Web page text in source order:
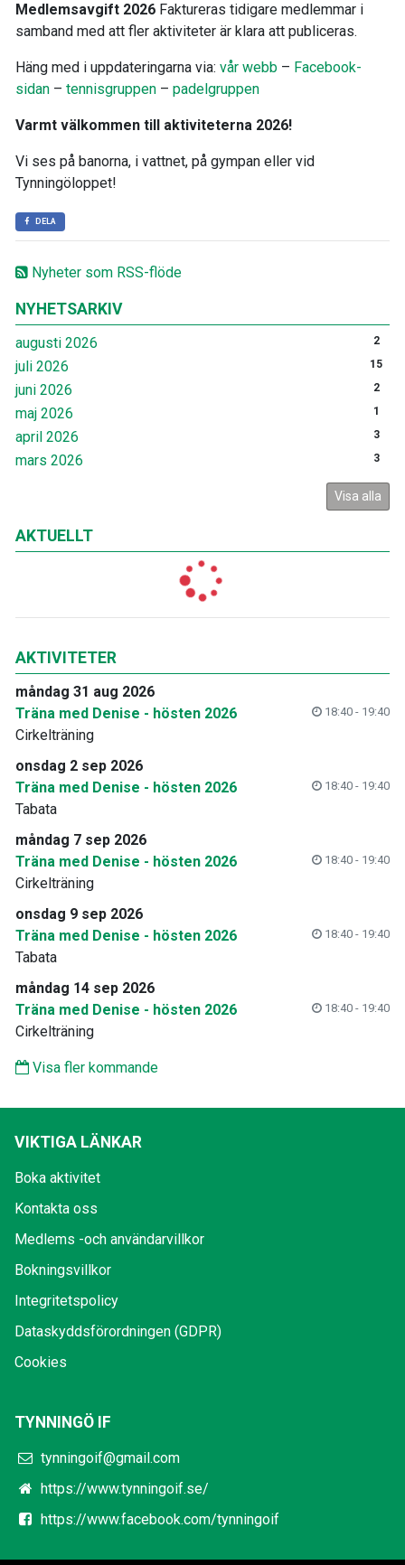
Nyheter som RSS-flöde
NYHETSARKIV
augusti 2026 2
juli 2026 15
juni 2026 2
maj 2026 1
april 2026 3
mars 2026 3
Visa alla
Medlemsavgift 2026 Faktureras tidigare medlemmar i
samband med att fler aktiviteter är klara att publiceras.
Häng med i uppdateringarna via: vår webb – Facebook-
sidan – tennisgruppen – padelgruppen
Varmt välkommen till aktiviteterna 2026!
Vi ses på banorna, i vattnet, på gympan eller vid
Tynningöloppet!
DELA
AKTUELLT
AKTIVITETER
måndag 31 aug 2026
Träna med Denise - hösten 2026
18:40 - 19:40
Cirkelträning
onsdag 2 sep 2026
Träna med Denise - hösten 2026
18:40 - 19:40
Tabata
måndag 7 sep 2026
Träna med Denise - hösten 2026
18:40 - 19:40
Cirkelträning
onsdag 9 sep 2026
Träna med Denise - hösten 2026
18:40 - 19:40
Tabata
måndag 14 sep 2026
Träna med Denise - hösten 2026
18:40 - 19:40
Cirkelträning
Visa fler kommande
VIKTIGA LÄNKAR
Boka aktivitet
Kontakta oss
Medlems -och användarvillkor
Bokningsvillkor
Integritetspolicy
Dataskyddsförordningen (GDPR)
Cookies
TYNNINGÖ IF
tynningoif@gmail.com
https://www.tynningoif.se/
https://www.facebook.com/tynningoif